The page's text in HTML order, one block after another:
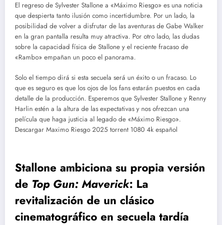
El regreso de Sylvester Stallone a «Máximo Riesgo» es una noticia
que despierta tanto ilusión como incertidumbre. Por un lado, la
posibilidad de volver a disfrutar de las aventuras de Gabe Walker
en la gran pantalla resulta muy atractiva. Por otro lado, las dudas
sobre la capacidad física de Stallone y el reciente fracaso de
«Rambo» empañan un poco el panorama.
Solo el tiempo dirá si esta secuela será un éxito o un fracaso. Lo
que es seguro es que los ojos de los fans estarán puestos en cada
detalle de la producción. Esperemos que Sylvester Stallone y Renny
Harlin estén a la altura de las expectativas y nos ofrezcan una
película que haga justicia al legado de «Máximo Riesgo».
Descargar Maximo Riesgo 2025 torrent 1080 4k español
Stallone ambiciona su propia versión
de Top Gun: Maverick: La
revitalización de un clásico
cinematográfico en secuela tardía